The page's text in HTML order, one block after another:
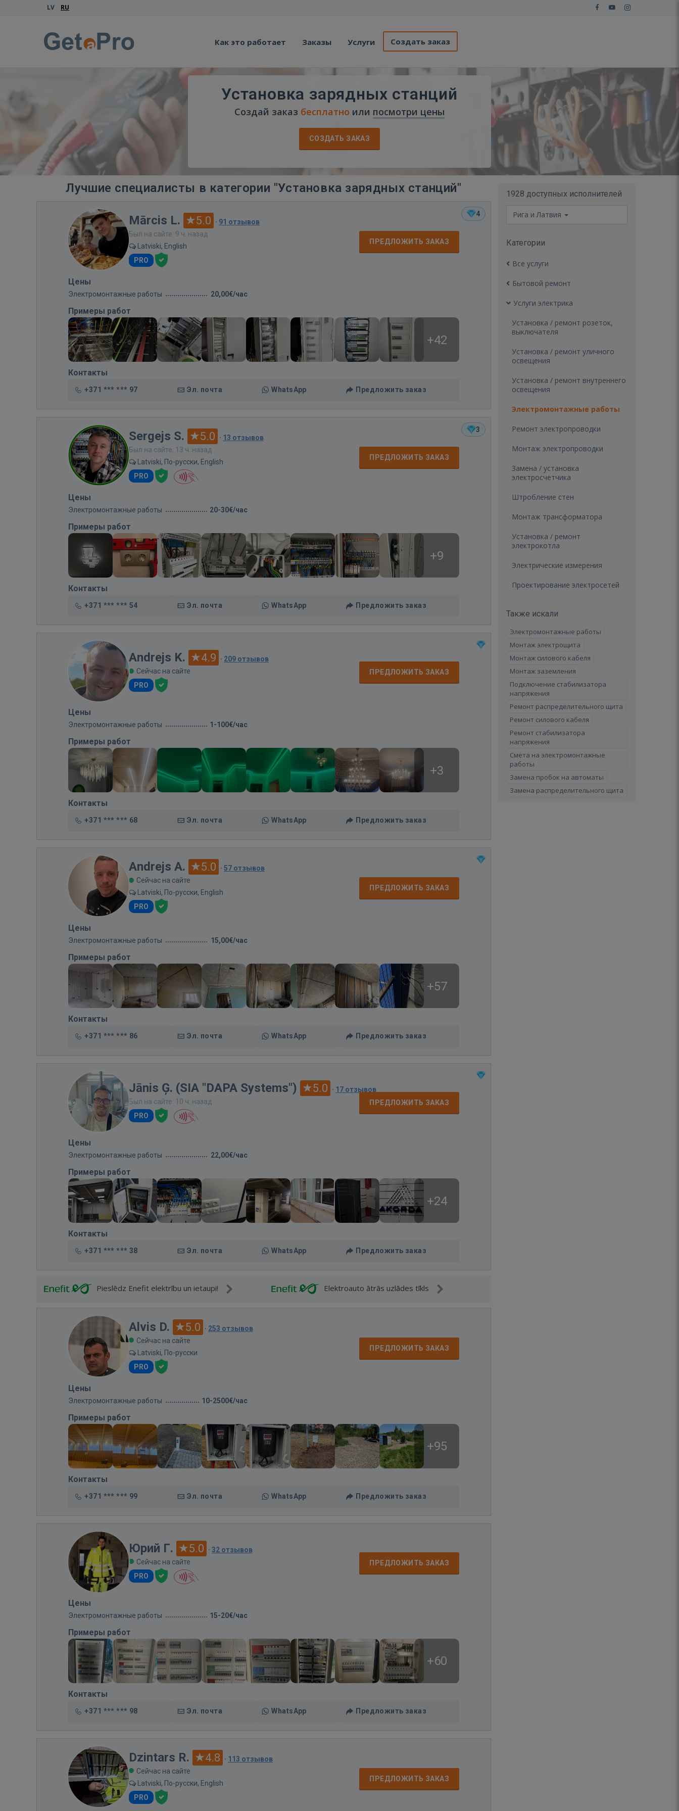
LV RU
Как это работает Заказы Услуги Создать заказ
Установка зарядных станций
Создай заказ бесплатно или посмотри цены
СОЗДАТЬ ЗАКАЗ
Лучшие специалисты в категории "Установка зарядных станций"
4
Mārcis L. 5.0 · 91 отзывов
Был на сайте: 9 ч. назад
Latviski, English
PRO
ПРЕДЛОЖИТЬ ЗАКАЗ
Цены
Электромонтажные работы 20,00€/час
Примеры работ
+42
Контакты
+371 *** *** 97 Эл. почта WhatsApp Предложить заказ
3
Sergejs S. 5.0 · 13 отзывов
Был на сайте: 13 ч. назад
Latviski, По-русски, English
PRO
ПРЕДЛОЖИТЬ ЗАКАЗ
Цены
Электромонтажные работы 20-30€/час
Примеры работ
+9
Контакты
+371 *** *** 54 Эл. почта WhatsApp Предложить заказ
Andrejs K. 4.9 · 209 отзывов
Сейчас на сайте
PRO
ПРЕДЛОЖИТЬ ЗАКАЗ
Цены
Электромонтажные работы 1-100€/час
Примеры работ
+3
Контакты
+371 *** *** 68 Эл. почта WhatsApp Предложить заказ
Andrejs A. 5.0 · 57 отзывов
Сейчас на сайте
Latviski, По-русски, English
PRO
ПРЕДЛОЖИТЬ ЗАКАЗ
Цены
Электромонтажные работы 15,00€/час
Примеры работ
+57
Контакты
+371 *** *** 86 Эл. почта WhatsApp Предложить заказ
Jānis Ģ. (SIA "DAPA Systems") 5.0 · 17 отзывов
Был на сайте: 10 ч. назад
PRO
ПРЕДЛОЖИТЬ ЗАКАЗ
Цены
Электромонтажные работы 22,00€/час
Примеры работ
+24
Контакты
+371 *** *** 38 Эл. почта WhatsApp Предложить заказ
Pieslēdz Enefit elektrību un ietaupi! Elektroauto ātrās uzlādes tīkls
Alvis D. 5.0 · 253 отзывов
Сейчас на сайте
Latviski, По-русски
PRO
ПРЕДЛОЖИТЬ ЗАКАЗ
Цены
Электромонтажные работы 10-2500€/час
Примеры работ
+95
Контакты
+371 *** *** 99 Эл. почта WhatsApp Предложить заказ
Юрий Г. 5.0 · 32 отзывов
Сейчас на сайте
PRO
ПРЕДЛОЖИТЬ ЗАКАЗ
Цены
Электромонтажные работы 15-20€/час
Примеры работ
+60
Контакты
+371 *** *** 98 Эл. почта WhatsApp Предложить заказ
Dzintars R. 4.8 · 113 отзывов
Сейчас на сайте
Latviski, По-русски, English
PRO
ПРЕДЛОЖИТЬ ЗАКАЗ
1928 доступных исполнителей
Рига и Латвия
Категории
Все услуги
Бытовой ремонт
Услуги электрика
Установка / ремонт розеток,
выключателя
Установка / ремонт уличного
освещения
Установка / ремонт внутреннего
освещения
Электромонтажные работы
Ремонт электропроводки
Монтаж электропроводки
Замена / установка
электросчетчика
Штробление стен
Монтаж трансформатора
Установка / ремонт
электрокотла
Электрические измерения
Проектирование электросетей
Также искали
Электромонтажные работы
Монтаж электрощита
Монтаж силового кабеля
Монтаж заземления
Подключение стабилизатора
напряжения
Ремонт распределительного щита
Ремонт силового кабеля
Ремонт стабилизатора
напряжения
Смета на электромонтажные
работы
Замена пробок на автоматы
Замена распределительного щита